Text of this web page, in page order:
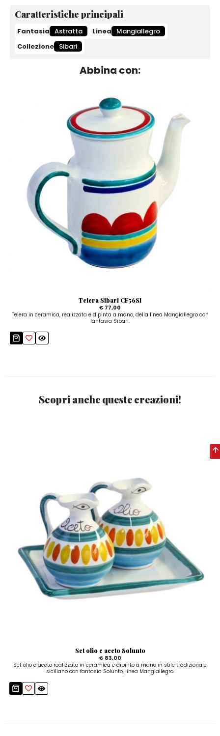
Caratteristiche principali
Fantasia Astratta Linea
Mangiallegro
Collezione Sibari
Abbina con:
Teiera Sibari CF56SI
€ 77,00
Teiera in ceramica, realizzata e dipinta a mano, della linea Mangiallegro con
fantasia Sibari.
Scopri anche queste creazioni!
Set olio e aceto Solunto
€ 83,00
Set olio e aceto realizzato in ceramica e dipinto a mano in stile tradizionale
siciliano con fantasia Solunto, linea Mangiallegro.